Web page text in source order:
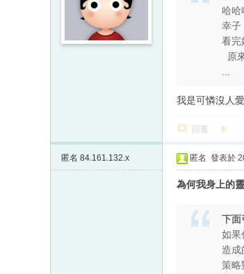
哈哈
幸子
看完
原
我是可憐沒人
回覆
匿名 84.161.132.x 匿名 發表於
為何我身上的
下面
如果
造成
策略